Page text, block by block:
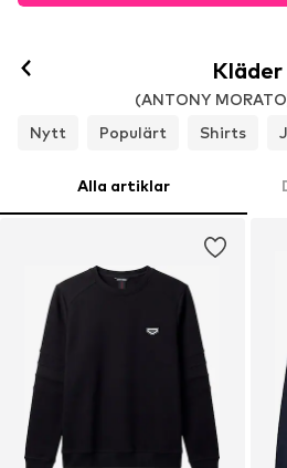
Kläder
(ANTONY
Nytt
Populärt Shirts
Alla artiklar